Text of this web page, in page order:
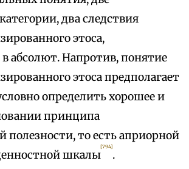
два следствия
этоса,
в абсолют. Напротив, понятие
этоса предполагает
определить хорошее и
принципа
полезности, то есть априорной
шкалы
[794]
.